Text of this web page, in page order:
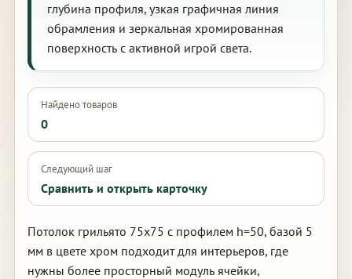
глубина профиля, узкая графичная линия
обрамления и зеркальная хромированная
поверхность с активной игрой света.
Найдено товаров
0
Следующий шаг
Сравнить и открыть карточку
Потолок грильято 75х75 с профилем h=50, базой 5
мм в цвете хром подходит для интерьеров, где
нужны более просторный модуль ячейки,